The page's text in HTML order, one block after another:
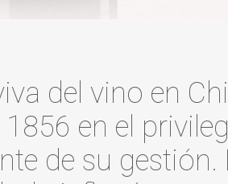
del vino en
en el
de su